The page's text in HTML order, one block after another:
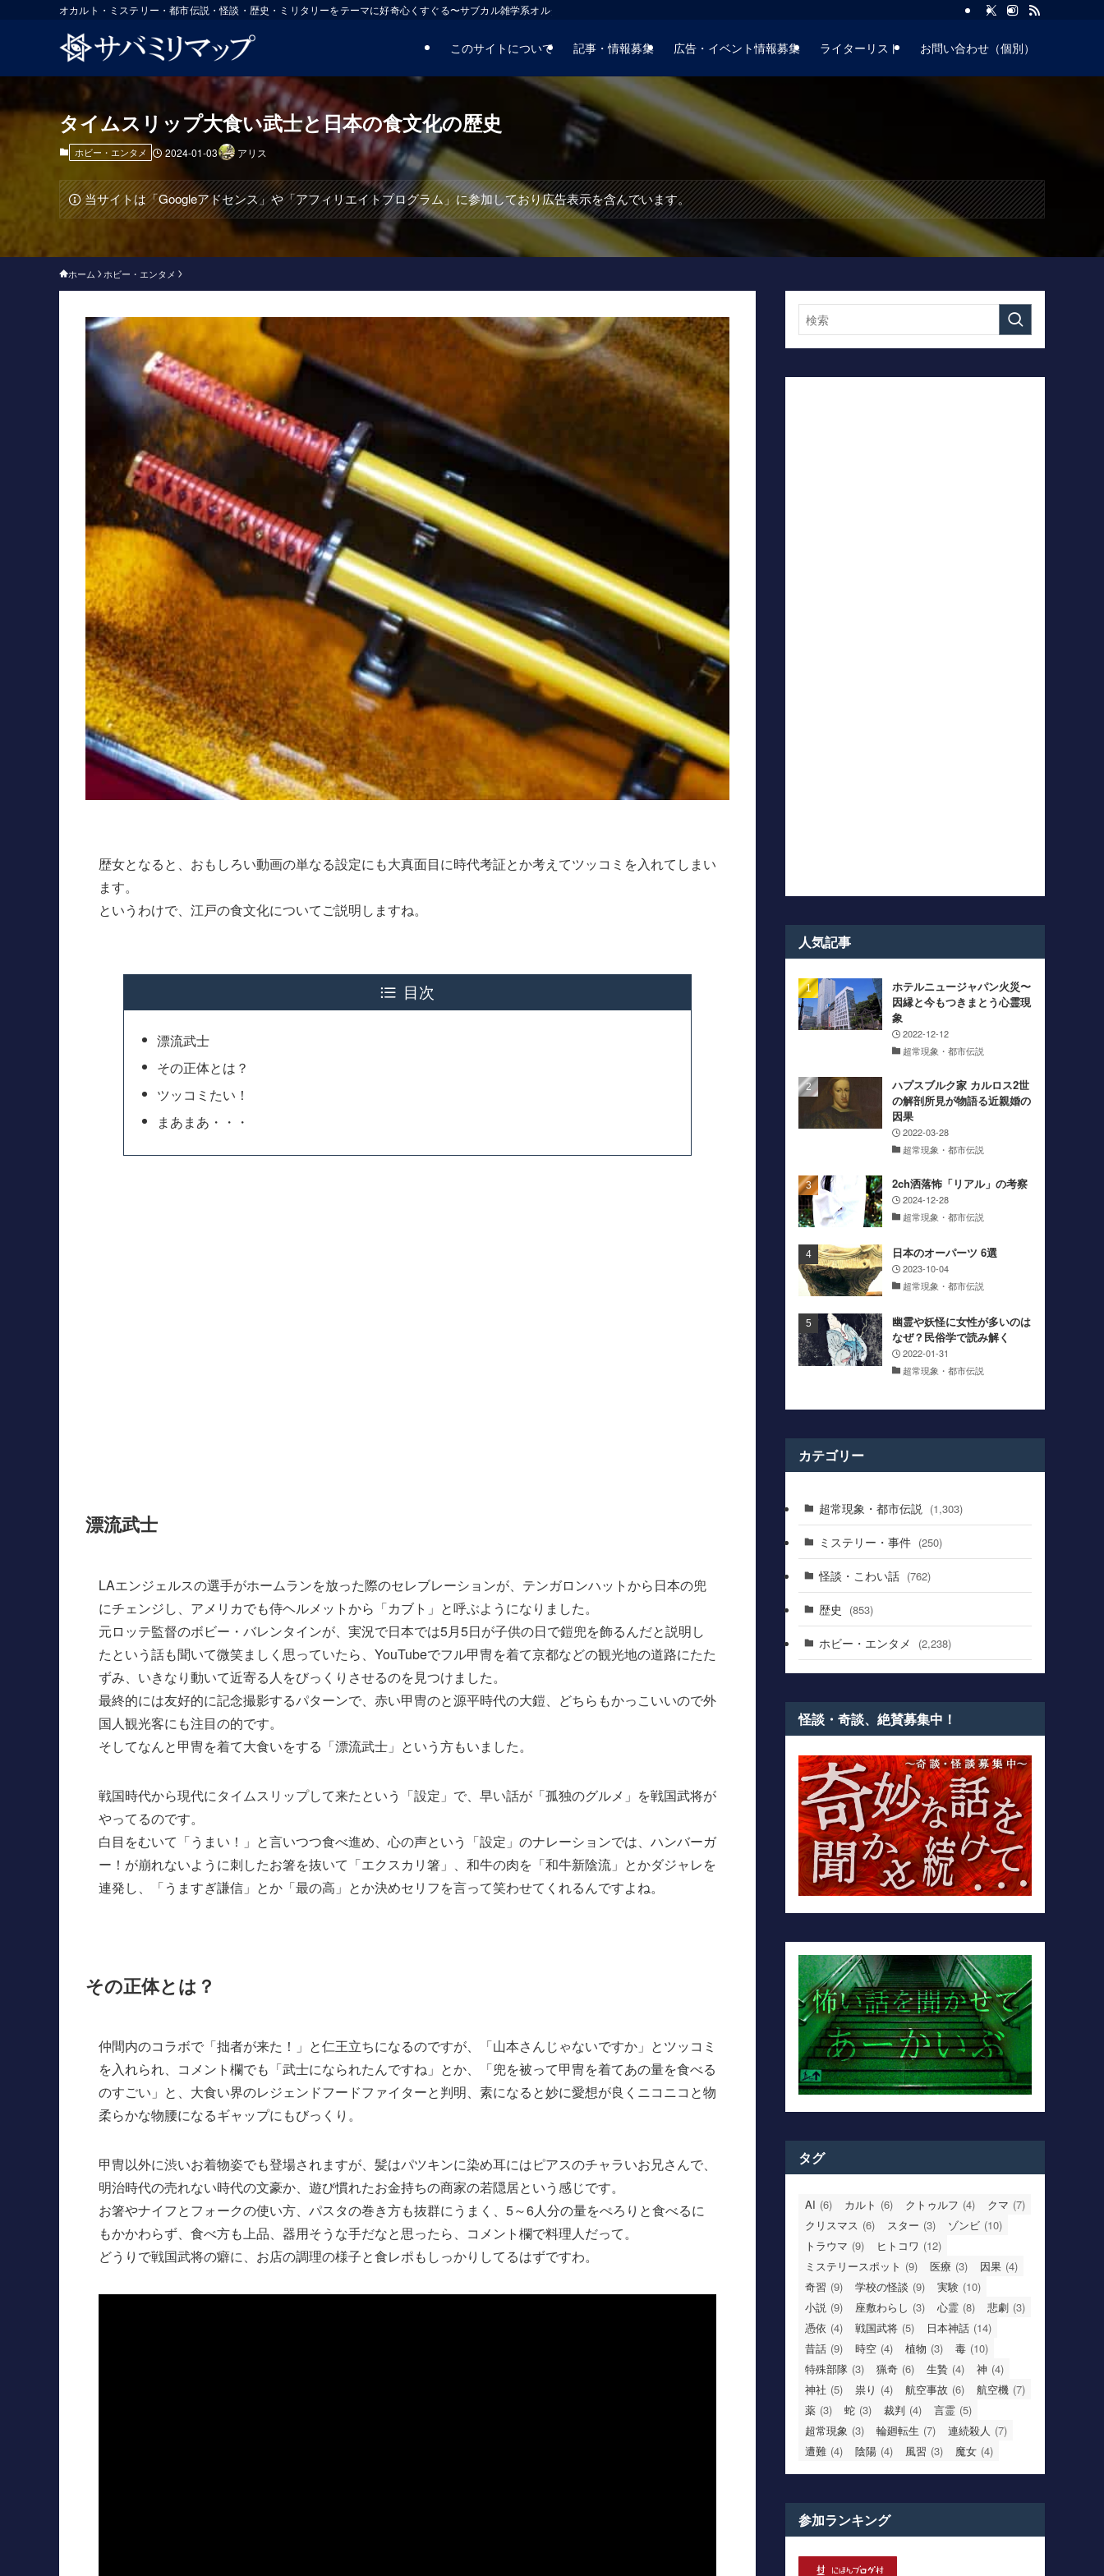
オカルト・ミステリー・都市伝説・怪談・歴史・ミリタリーをテーマに好奇心くすぐる〜サブカル雑学系オルタナティブサイト
このサイトについて 記事・情報募集 広告・イベント情報募集 ライターリスト お問い合わせ（個別）
タイムスリップ大食い武士と日本の食文化の歴史
ホビー・エンタメ 2024-01-03 アリス
当サイトは「Googleアドセンス」や「アフィリエイトプログラム」に参加しており広告表示を含んでいます。
ホーム ホビー・エンタメ
歴女となると、おもしろい動画の単なる設定にも大真面目に時代考証とか考えてツッコミを入れてしまい
ます。
というわけで、江戸の食文化についてご説明しますね。
目次
漂流武士
その正体とは？
ツッコミたい！
まあまあ・・・
漂流武士
LAエンジェルスの選手がホームランを放った際のセレブレーションが、テンガロンハットから日本の兜
にチェンジし、アメリカでも侍ヘルメットから「カブト」と呼ぶようになりました。
元ロッテ監督のボビー・バレンタインが、実況で日本では5月5日が子供の日で鎧兜を飾るんだと説明し
たという話も聞いて微笑ましく思っていたら、YouTubeでフル甲冑を着て京都などの観光地の道路にたた
ずみ、いきなり動いて近寄る人をびっくりさせるのを見つけました。
最終的には友好的に記念撮影するパターンで、赤い甲冑のと源平時代の大鎧、どちらもかっこいいので外
国人観光客にも注目の的です。
そしてなんと甲冑を着て大食いをする「漂流武士」という方もいました。
戦国時代から現代にタイムスリップして来たという「設定」で、早い話が「孤独のグルメ」を戦国武将が
やってるのです。
白目をむいて「うまい！」と言いつつ食べ進め、心の声という「設定」のナレーションでは、ハンバーガ
ー！が崩れないように刺したお箸を抜いて「エクスカリ箸」、和牛の肉を「和牛新陰流」とかダジャレを
連発し、「うますぎ謙信」とか「最の高」とか決めセリフを言って笑わせてくれるんですよね。
その正体とは？
仲間内のコラボで「拙者が来た！」と仁王立ちになるのですが、「山本さんじゃないですか」とツッコミ
を入れられ、コメント欄でも「武士になられたんですね」とか、「兜を被って甲冑を着てあの量を食べる
のすごい」と、大食い界のレジェンドフードファイターと判明、素になると妙に愛想が良くニコニコと物
柔らかな物腰になるギャップにもびっくり。
甲冑以外に渋いお着物姿でも登場されますが、髪はパツキンに染め耳にはピアスのチャラいお兄さんで、
明治時代の売れない時代の文豪か、遊び慣れたお金持ちの商家の若隠居という感じです。
お箸やナイフとフォークの使い方、パスタの巻き方も抜群にうまく、5～6人分の量をぺろりと食べるに
もかかわらず、食べ方も上品、器用そうな手だなと思ったら、コメント欄で料理人だって。
どうりで戦国武将の癖に、お店の調理の様子と食レポもしっかりしてるはずですわ。
人気記事
ホテルニュージャパン火災〜
因縁と今もつきまとう心霊現
象
2022-12-12
超常現象・都市伝説
ハプスブルク家 カルロス2世
の解剖所見が物語る近親婚の
因果
2022-03-28
超常現象・都市伝説
2ch洒落怖「リアル」の考察
2024-12-28
超常現象・都市伝説
日本のオーパーツ 6選
2023-10-04
超常現象・都市伝説
幽霊や妖怪に女性が多いのは
なぜ？民俗学で読み解く
2022-01-31
超常現象・都市伝説
カテゴリー
超常現象・都市伝説 (1,303)
ミステリー・事件 (250)
怪談・こわい話 (762)
歴史 (853)
ホビー・エンタメ (2,238)
怪談・奇談、絶賛募集中！
タグ
AI (6) カルト (6) クトゥルフ (4) クマ (7)
クリスマス (6) スター (3) ゾンビ (10)
トラウマ (9) ヒトコワ (12)
ミステリースポット (9) 医療 (3) 因果 (4)
奇習 (9) 学校の怪談 (9) 実験 (10)
小説 (9) 座敷わらし (3) 心霊 (8) 悲劇 (3)
憑依 (4) 戦国武将 (5) 日本神話 (14)
昔話 (9) 時空 (4) 植物 (3) 毒 (10)
特殊部隊 (3) 猟奇 (6) 生贄 (4) 神 (4)
神社 (5) 祟り (4) 航空事故 (6) 航空機 (7)
薬 (3) 蛇 (3) 裁判 (4) 言霊 (5)
超常現象 (3) 輪廻転生 (7) 連続殺人 (7)
遭難 (4) 陰陽 (4) 風習 (3) 魔女 (4)
参加ランキング